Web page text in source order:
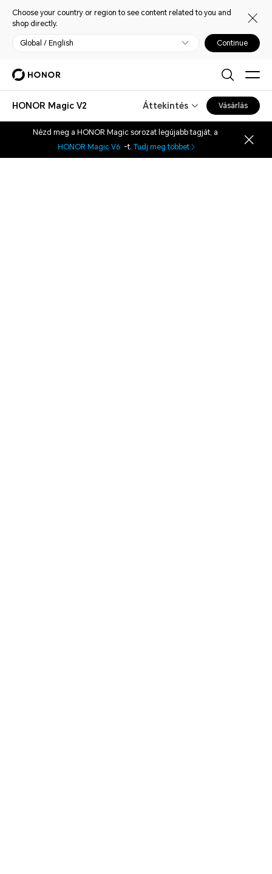
Choose your country or region to see content related to you and
shop directly.
Global / English Continue
HONOR Magic V2 Áttekintés Vásárlás
Nézd meg a HONOR Magic sorozat legújabb tagját, a
HONOR Magic V6-t. Tudj meg többet